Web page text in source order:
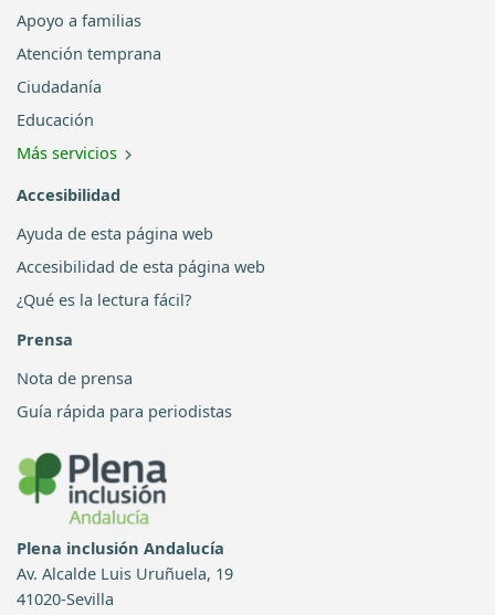
Apoyo a familias
Atención temprana
Ciudadanía
Educación
Más servicios
Accesibilidad
Ayuda de esta página web
Accesibilidad de esta página web
¿Qué es la lectura fácil?
Prensa
Nota de prensa
Guía rápida para periodistas
Plena inclusión Andalucía
Av. Alcalde Luis Uruñuela, 19
41020-Sevilla